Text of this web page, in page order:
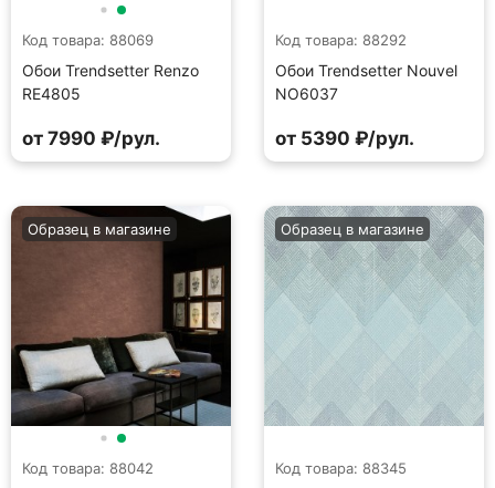
Код товара: 88069
Обои Trendsetter Renzo
RE4805
от 7990 ₽/рул.
Код товара: 88292
Обои Trendsetter Nouvel
NO6037
от 5390 ₽/рул.
Код товара: 88042
Образец в магазине
Код товара: 88345
Образец в магазине